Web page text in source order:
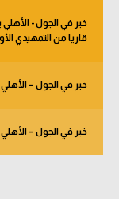
قاريا من التمهيدي
خبر في الجول –
خبر في الجول –